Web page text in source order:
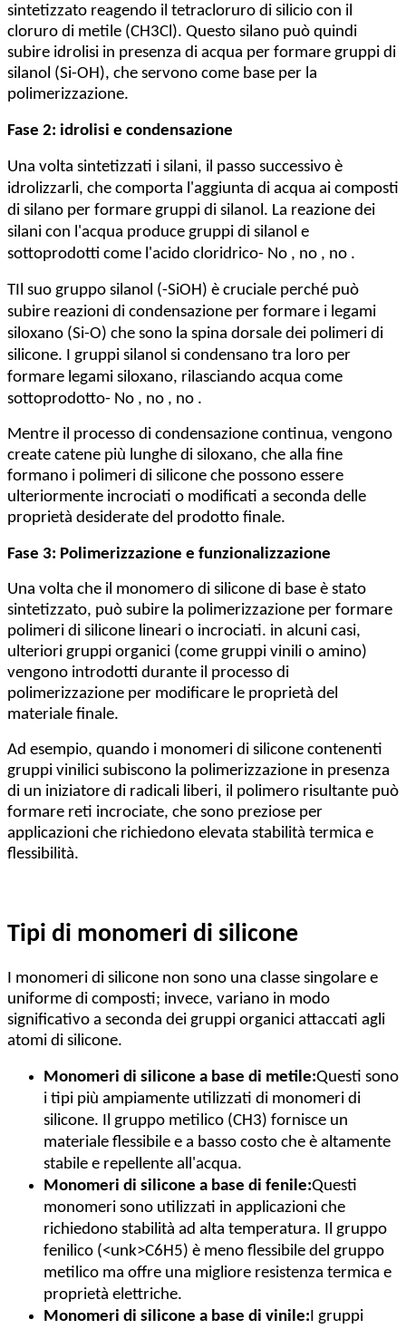
sintetizzato reagendo il tetracloruro di silicio con il
cloruro di metile (CH3Cl). Questo silano può quindi
subire idrolisi in presenza di acqua per formare gruppi di
silanol (Si-OH), che servono come base per la
polimerizzazione.
Fase 2: idrolisi e condensazione
Una volta sintetizzati i silani, il passo successivo è
idrolizzarli, che comporta l'aggiunta di acqua ai composti
di silano per formare gruppi di silanol. La reazione dei
silani con l'acqua produce gruppi di silanol e
sottoprodotti come l'acido cloridrico- No , no , no .
TIl suo gruppo silanol (-SiOH) è cruciale perché può
subire reazioni di condensazione per formare i legami
siloxano (Si-O) che sono la spina dorsale dei polimeri di
silicone. I gruppi silanol si condensano tra loro per
formare legami siloxano, rilasciando acqua come
sottoprodotto- No , no , no .
Mentre il processo di condensazione continua, vengono
create catene più lunghe di siloxano, che alla fine
formano i polimeri di silicone che possono essere
ulteriormente incrociati o modificati a seconda delle
proprietà desiderate del prodotto finale.
Fase 3: Polimerizzazione e funzionalizzazione
Una volta che il monomero di silicone di base è stato
sintetizzato, può subire la polimerizzazione per formare
polimeri di silicone lineari o incrociati. in alcuni casi,
ulteriori gruppi organici (come gruppi vinili o amino)
vengono introdotti durante il processo di
polimerizzazione per modificare le proprietà del
materiale finale.
Ad esempio, quando i monomeri di silicone contenenti
gruppi vinilici subiscono la polimerizzazione in presenza
di un iniziatore di radicali liberi, il polimero risultante può
formare reti incrociate, che sono preziose per
applicazioni che richiedono elevata stabilità termica e
flessibilità.
Tipi di monomeri di silicone
I monomeri di silicone non sono una classe singolare e
uniforme di composti; invece, variano in modo
significativo a seconda dei gruppi organici attaccati agli
atomi di silicone.
Monomeri di silicone a base di metile:Questi sono
i tipi più ampiamente utilizzati di monomeri di
silicone. Il gruppo metilico (CH3) fornisce un
materiale flessibile e a basso costo che è altamente
stabile e repellente all'acqua.
Monomeri di silicone a base di fenile:Questi
monomeri sono utilizzati in applicazioni che
richiedono stabilità ad alta temperatura. Il gruppo
fenilico (<unk>C6H5) è meno flessibile del gruppo
metilico ma offre una migliore resistenza termica e
proprietà elettriche.
Monomeri di silicone a base di vinile:I gruppi